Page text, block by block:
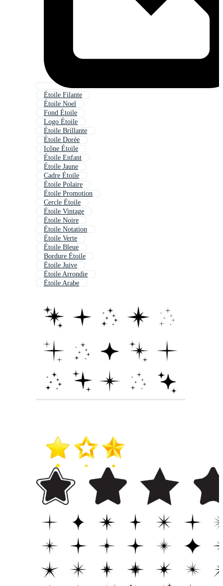
Étoile Filante
Étoile Noel
Fond Étoile
Logo Étoile
Étoile Brillante
Étoile Dorée
Icône Étoile
Étoile Enfant
Étoile Jaune
Cadre Étoile
Étoile Polaire
Étoile Promotion
Cercle Étoile
Étoile Vintage
Étoile Noire
Étoile Notation
Étoile Verte
Étoile Bleue
Bordure Étoile
Étoile Juive
Étoile Arrondie
Étoile Arabe